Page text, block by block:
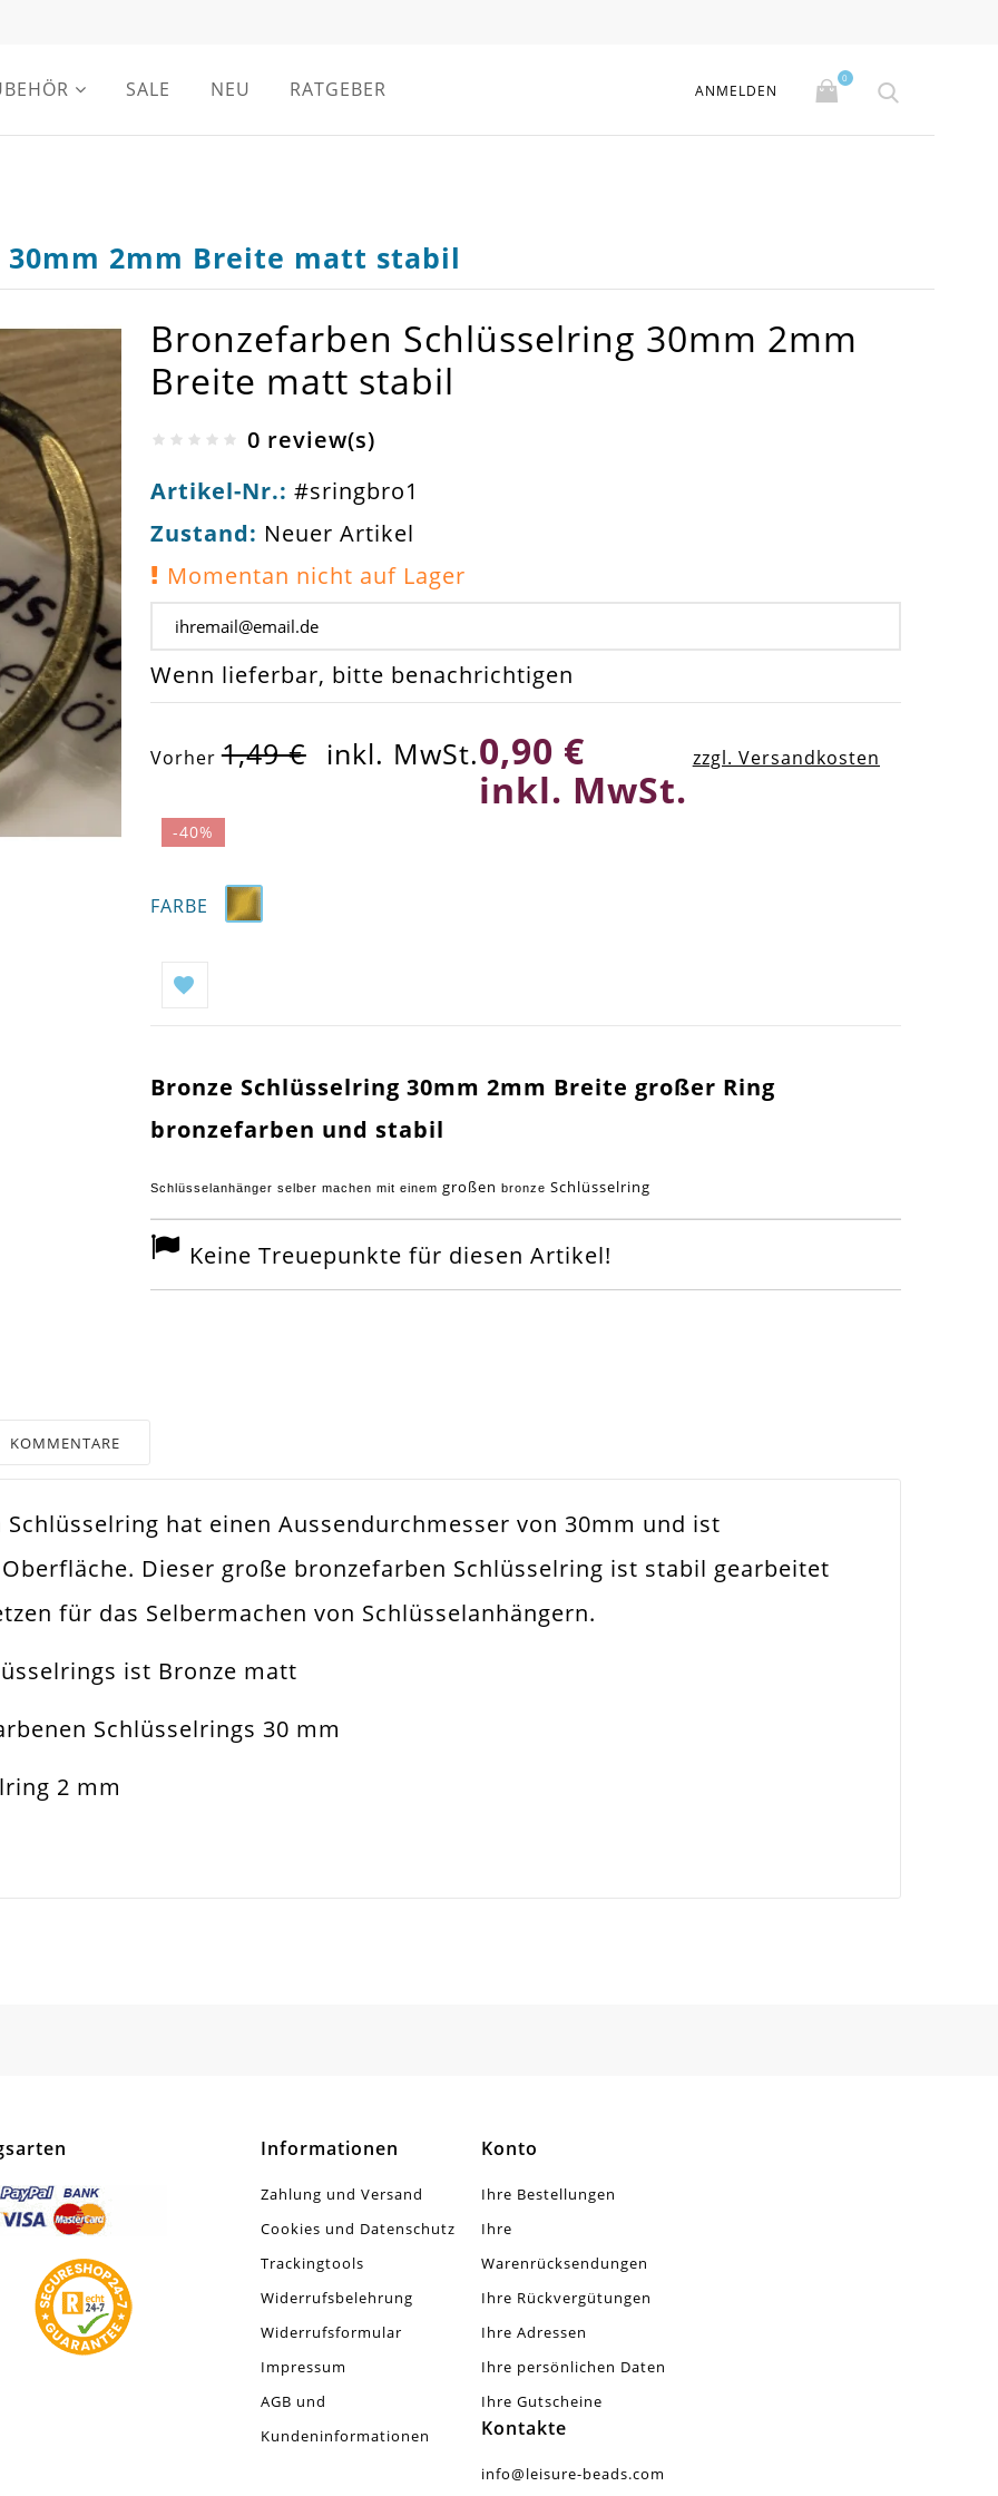
SALE NEU RATGEBER ANMELDEN
0
30mm 2mm Breite matt stabil
Bronzefarben Schlüsselring 30mm 2mm
Breite matt stabil
0 review(s)
Artikel-Nr.: #sringbro1
Zustand: Neuer Artikel
Momentan nicht auf Lager
Wenn lieferbar, bitte benachrichtigen
Vorher1,49 € inkl. MwSt.0,90 €
inkl. MwSt.
zzgl. Versandkosten
-40%
FARBE
Bronze Schlüsselring 30mm 2mm Breite großer Ring
bronzefarben und stabil
Schlüsselanhänger selber machen mit einem großen bronze Schlüsselring
Keine Treuepunkte für diesen Artikel!
KOMMENTARE
hat einen Aussendurchmesser von 30mm und ist
Dieser große bronzefarben Schlüsselring ist stabil gearbeitet
für das Selbermachen von Schlüsselanhängern.
ist Bronze matt
Schlüsselrings 30 mm
2 mm
Informationen
Zahlung und Versand
Cookies und Datenschutz
Trackingtools
Widerrufsbelehrung
Widerrufsformular
Impressum
AGB und
Kundeninformationen
Konto
Ihre Bestellungen
Ihre
Warenrücksendungen
Ihre Rückvergütungen
Ihre Adressen
Ihre persönlichen Daten
Ihre Gutscheine
Kontakte
info@leisure-beads.com